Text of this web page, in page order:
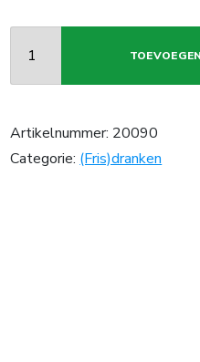
Artikelnummer: 20090
Categorie: (Fris)dranken